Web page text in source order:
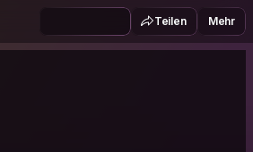
Teilen Mehr